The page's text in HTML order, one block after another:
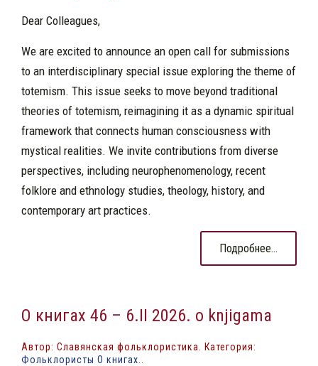
Dear Colleagues,
We are excited to announce an open call for submissions
to an interdisciplinary special issue exploring the theme of
totemism. This issue seeks to move beyond traditional
theories of totemism, reimagining it as a dynamic spiritual
framework that connects human consciousness with
mystical realities. We invite contributions from diverse
perspectives, including neurophenomenology, recent
folklore and ethnology studies, theology, history, and
contemporary art practices.
Подробнее...
О книгах 46 – 6.II 2026. o knjigama
Автор: Славянская фольклористика. Категория:
Фольклористы О книгах